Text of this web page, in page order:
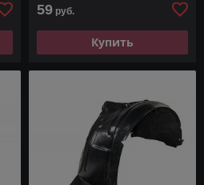
59 руб.
Купить